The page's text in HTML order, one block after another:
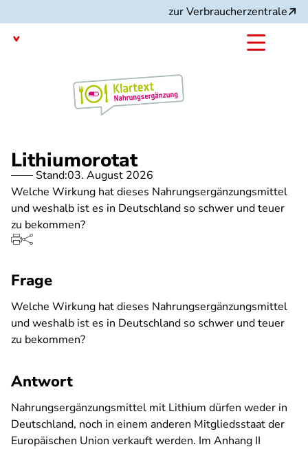
zum
Inhalt
zur Verbraucherzentrale
Lithiumorotat
Stand:03. August 2026
Welche Wirkung hat dieses Nahrungsergänzungsmittel
und weshalb ist es in Deutschland so schwer und teuer
zu bekommen?
Frage
Welche Wirkung hat dieses Nahrungsergänzungsmittel
und weshalb ist es in Deutschland so schwer und teuer
zu bekommen?
Antwort
Nahrungsergänzungsmittel mit Lithium dürfen weder in
Deutschland, noch in einem anderen Mitgliedsstaat der
Europäischen Union verkauft werden. Im Anhang II